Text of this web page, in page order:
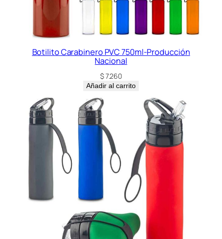
Botilito Carabinero PVC 750ml-Producción
Nacional
$7.260
Añadir al carrito